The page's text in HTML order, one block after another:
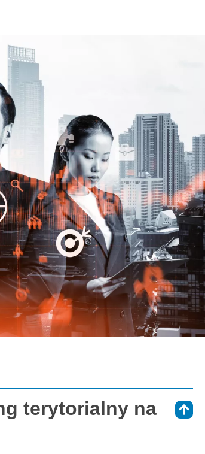
terytorialny na